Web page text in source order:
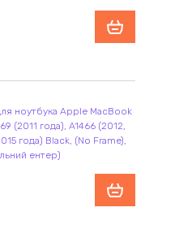
ноутбука Apple MacBook
(2011 года), A1466 (2012,
года) Black, (No Frame),
ентер)